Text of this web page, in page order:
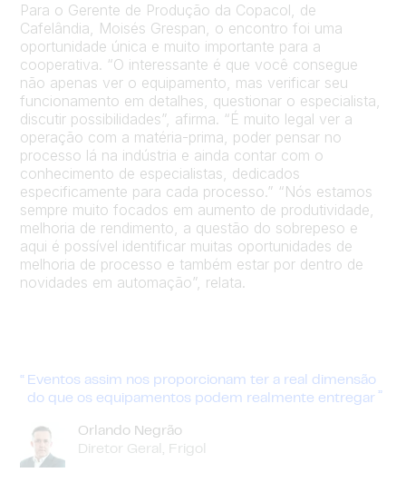
Para o Gerente de Produção da Copacol, de
Cafelândia, Moisés Grespan, o encontro foi uma
oportunidade única e muito importante para a
cooperativa. “O interessante é que você consegue
não apenas ver o equipamento, mas verificar seu
funcionamento em detalhes, questionar o especialista,
discutir possibilidades”, afirma. “É muito legal ver a
operação com a matéria-prima, poder pensar no
processo lá na indústria e ainda contar com o
conhecimento de especialistas, dedicados
especificamente para cada processo.” “Nós estamos
sempre muito focados em aumento de produtividade,
melhoria de rendimento, a questão do sobrepeso e
aqui é possível identificar muitas oportunidades de
melhoria de processo e também estar por dentro de
novidades em automação”, relata.
Eventos assim nos proporcionam ter a real dimensão
do que os equipamentos podem realmente entregar
Orlando Negrão
Diretor Geral, Frigol